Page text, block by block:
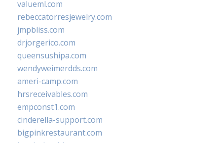
valueml.com
rebeccatorresjewelry.com
jmpbliss.com
drjorgerico.com
queensushipa.com
wendyweimerdds.com
ameri-camp.com
hrsreceivables.com
empconst1.com
cinderella-support.com
bigpinkrestaurant.com